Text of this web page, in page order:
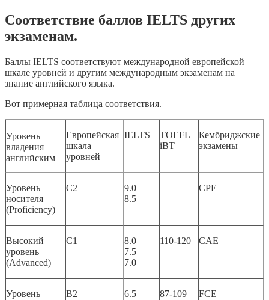
Соответствие баллов IELTS других
экзаменам.
Баллы IELTS соответствуют международной европейской
шкале уровней и другим международным экзаменам на
знание английского языка.
Вот примерная таблица соответствия.
Уровень
владения
английским
Европейская
шкала
уровней
IELTS
TOEFL
iBT
Кембриджские
экзамены
Уровень
носителя
(Proficiency)
C2
9.0
8.5
CPE
Высокий
уровень
(Advanced)
C1
8.0
7.5
7.0
110-120 CAE
Уровень
B2
6.5
87-109 FCE